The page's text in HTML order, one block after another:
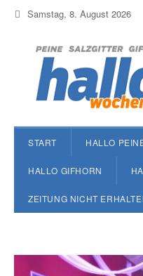
Samstag, 8. August 2026
START HALLO
HALLO GIFHORN
ZEITUNG NICHT